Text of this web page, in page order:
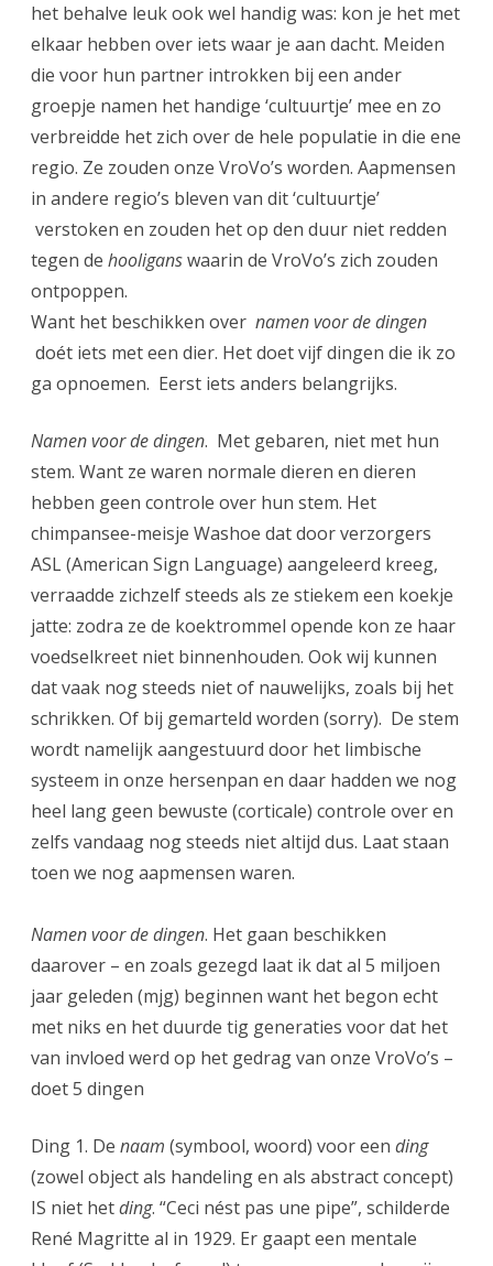
het behalve leuk ook wel handig was: kon je het met
elkaar hebben over iets waar je aan dacht. Meiden
die voor hun partner introkken bij een ander
groepje namen het handige ‘cultuurtje’ mee en zo
verbreidde het zich over de hele populatie in die ene
regio. Ze zouden onze VroVo’s worden. Aapmensen
in andere regio’s bleven van dit ‘cultuurtje’
verstoken en zouden het op den duur niet redden
tegen de hooliganswaarin de VroVo’s zich zouden
ontpoppen.
Want het beschikken over namen voor de dingen
doét iets met een dier. Het doet vijf dingen die ik zo
ga opnoemen. Eerst iets anders belangrijks.
Namen voor de dingen. Met gebaren, niet met hun
stem. Want ze waren normale dieren en dieren
hebben geen controle over hun stem. Het
chimpansee-meisje Washoe dat door verzorgers
ASL (American Sign Language) aangeleerd kreeg,
verraadde zichzelf steeds als ze stiekem een koekje
jatte: zodra ze de koektrommel opende kon ze haar
voedselkreet niet binnenhouden. Ook wij kunnen
dat vaak nog steeds niet of nauwelijks, zoals bij het
schrikken. Of bij gemarteld worden (sorry). De stem
wordt namelijk aangestuurd door het limbische
systeem in onze hersenpan en daar hadden we nog
heel lang geen bewuste (corticale) controle over en
zelfs vandaag nog steeds niet altijd dus. Laat staan
toen we nog aapmensen waren.
Namen voor de dingen. Het gaan beschikken
daarover – en zoals gezegd laat ik dat al 5 miljoen
jaar geleden (mjg) beginnen want het begon echt
met niks en het duurde tig generaties voor dat het
van invloed werd op het gedrag van onze VroVo’s –
doet 5 dingen
Ding 1. De naam (symbool, woord) voor een ding
(zowel object als handeling en als abstract concept)
IS niet hetding. “Ceci nést pas une pipe”, schilderde
René Magritte al in 1929. Er gaapt een mentale